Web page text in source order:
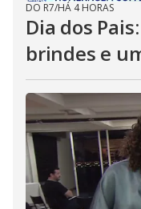
DO R7/HÁ 4 HORAS
Dia dos
brindes e